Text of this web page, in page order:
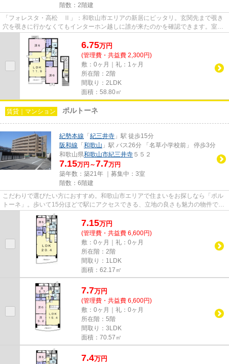
階数：2階建
「フォレスタ・高松 Ⅱ」：和歌山市エリアの新居にピッタリ。玄関先まで覗き
穴を覗きに行かなくてもインターホン越しに誰が来たのかを確認できます。室内
設備は洗面所独立・浴室乾燥機...
6.75万円
(管理費・共益費 2,300円)
敷：0ヶ月｜礼：1ヶ月
所在階：2階
間取り：2LDK
面積：58.80㎡
賃貸｜マンション ポルトーネ
紀勢本線 「 紀三井寺 」駅 徒歩15分
阪和線 「 和歌山 」駅 バス26分 「名草小学校前」 停歩3分
和歌山県和歌山市紀三井寺 ５５２
7.15万円～7.7万円
築年数：築21年 ｜募集中： 3室
階数：6階建
こだわりで選びたい方におすすめ。和歌山市エリアで住まいをお探しなら「ポル
トーネ」。歩いて15分ほどで駅にアクセスできる、立地の良さも魅力の物件で
す。こちらの物件はエレベータ...
7.15万円
(管理費・共益費 6,600円)
敷：0ヶ月｜礼：0ヶ月
所在階：2階
間取り：1LDK
面積：62.17㎡
7.7万円
(管理費・共益費 6,600円)
敷：0ヶ月｜礼：0ヶ月
所在階：5階
間取り：3LDK
面積：70.57㎡
7.4万円